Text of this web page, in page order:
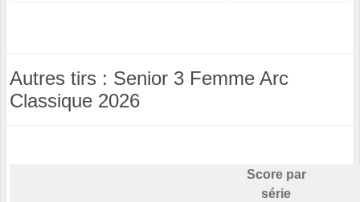
Autres tirs : Senior 3 Femme Arc
Classique 2026
Score par
série